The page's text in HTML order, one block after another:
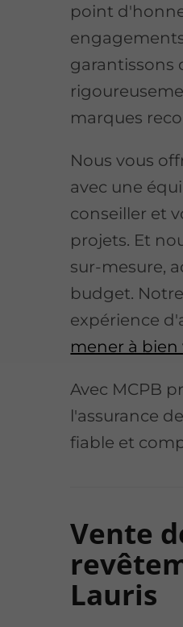
point
garantissons
marques
Nous vous
avec une
conseiller et
projets. Et
sur-mesure,
budget.
expérience
mener à
Avec MCPB
l'assurance
fiable et
Vente
Lauris